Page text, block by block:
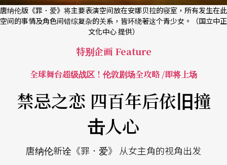
唐纳伦版《罪．爱》将主要表演空间放在安娜贝拉的寝室，所有发生在此
空间的事情及角色间错综复杂的关系，皆环绕著这个青少女。（国立中正
文化中心 提供）
特别企画 Feature
全球舞台超级战区！伦敦剧场全攻略 /即将上场
禁忌之恋 四百年后依旧撞
击人心
唐纳伦新诠《罪．爱》 从女主角的视角出发